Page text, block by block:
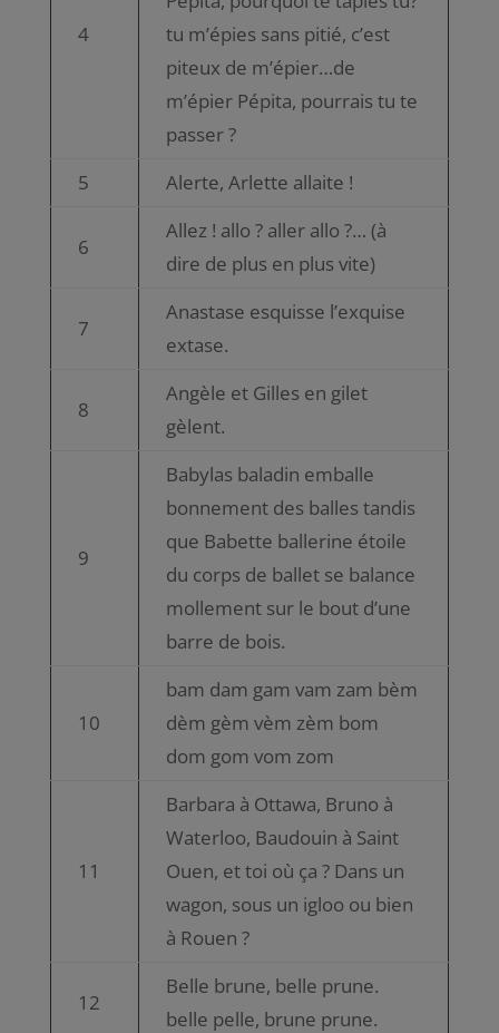
4
tu m’épies sans pitié, c’est
piteux de m’épier…de
m’épier Pépita, pourrais tu te
passer ?
5
Alerte, Arlette allaite !
6
Allez ! allo ? aller allo ?… (à
dire de plus en plus vite)
7
Anastase esquisse l’exquise
extase.
8
Angèle et Gilles en gilet
gèlent.
9
Babylas baladin emballe
bonnement des balles tandis
que Babette ballerine étoile
du corps de ballet se balance
mollement sur le bout d’une
barre de bois.
10
bam dam gam vam zam bèm
dèm gèm vèm zèm bom
dom gom vom zom
11
Barbara à Ottawa, Bruno à
Waterloo, Baudouin à Saint
Ouen, et toi où ça ? Dans un
wagon, sous un igloo ou bien
à Rouen ?
12
Belle brune, belle prune.
belle pelle, brune prune.